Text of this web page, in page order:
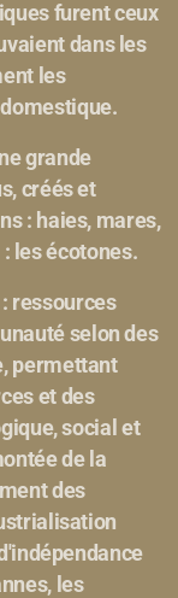
furent ceux
dans les
les
grande
créés et
: haies, mares,
les écotones.
ressources
selon des
permettant
et des
social et
de la
des
les